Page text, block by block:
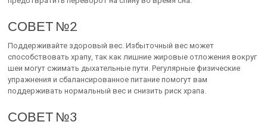
СОВЕТ №2
Поддерживайте здоровый вес. Избыточный вес может
способствовать храпу, так как лишние жировые отложения вокруг
шеи могут сжимать дыхательные пути. Регулярные физические
упражнения и сбалансированное питание помогут вам
поддерживать нормальный вес и снизить риск храпа.
СОВЕТ №3